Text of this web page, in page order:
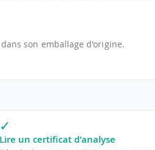
son emballage d'origine.
✓
Lire un certificat d'analyse